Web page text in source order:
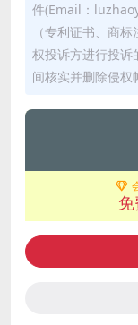
件(Email：
（专利证书、商
权投诉方进行投诉
间核实并删除侵权